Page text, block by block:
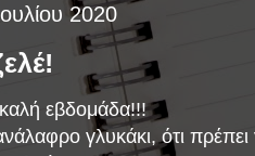
2020
εβδομάδα!!!
γλυκάκι, ότι πρέπει